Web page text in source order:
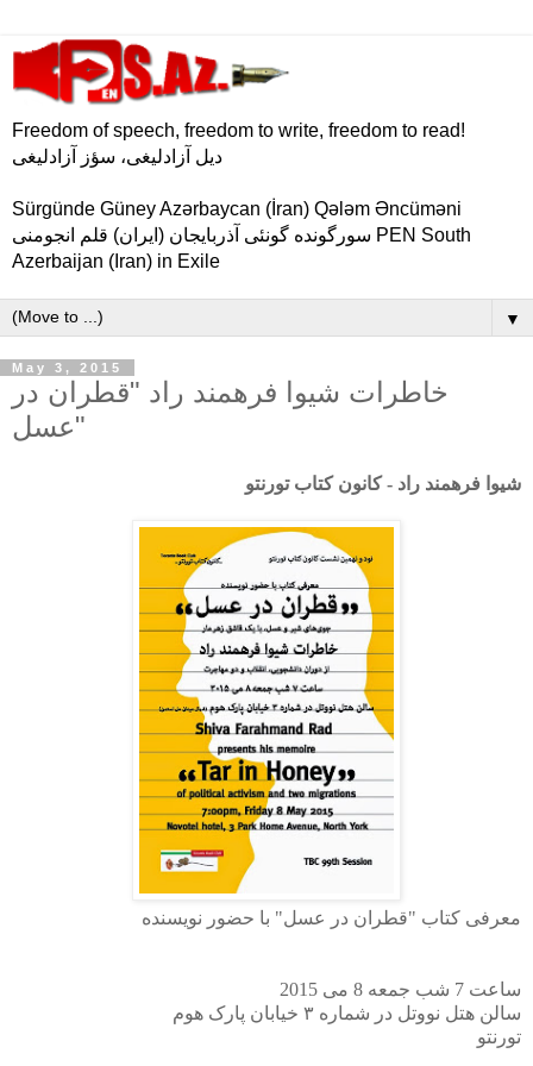
Freedom of speech, freedom to write, freedom to read!
دیل آزادلیغی، سؤز آزادلیغی
Sürgünde Güney Azərbaycan (İran) Qələm Əncüməni
سورگونده گونئی آذربایجان (ایران) قلم انجومنی PEN South
Azerbaijan (Iran) in Exile
▼
May 3, 2015
خاطرات شیوا فرهمند راد "قطران در
عسل"
شیوا فرهمند راد - کانون کتاب تورنتو
معرفی کتاب "قطران در عسل" با حضور نویسنده
ساعت 7 شب جمعه 8 می 2015
سالن هتل نووتل در شماره ۳ خیابان پارک هوم
تورنتو